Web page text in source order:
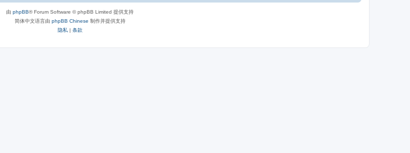
由 phpBB® Forum Software © phpBB Limited 提供支持
简体中文语言由 phpBB Chinese 制作并提供支持
隐私 | 条款